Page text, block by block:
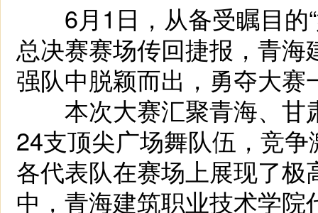
6月1日，从备受瞩目的“
总决赛赛场传回捷报，青
强队中脱颖而出，勇夺大赛
本次大赛汇聚青海、甘
24支顶尖广场舞队伍，竞
各代表队在赛场上展现了
中，青海建筑职业技术学